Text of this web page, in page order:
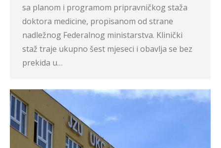
sa planom i programom pripravničkog staža
doktora medicine, propisanom od strane
nadležnog Federalnog ministarstva. Klinički
staž traje ukupno šest mjeseci i obavlja se bez
prekida u…